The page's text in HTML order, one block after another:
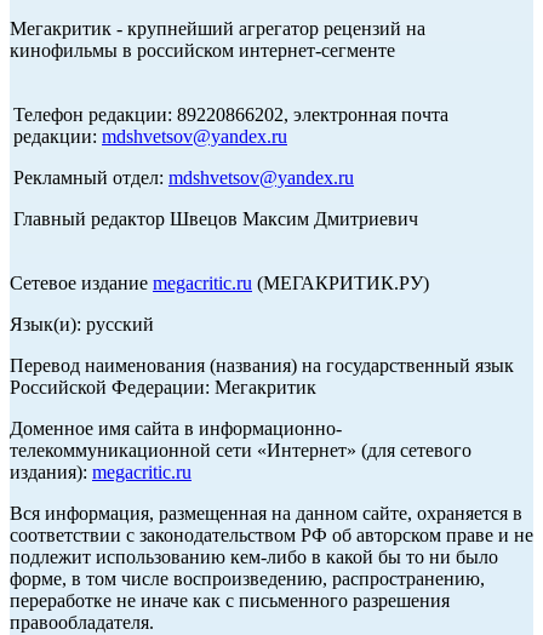
Мегакритик - крупнейший агрегатор рецензий на
кинофильмы в российском интернет-сегменте
Телефон редакции: 89220866202, электронная почта
редакции: mdshvetsov@yandex.ru
Рекламный отдел: mdshvetsov@yandex.ru
Главный редактор Швецов Максим Дмитриевич
Сетевое издание megacritic.ru (МЕГАКРИТИК.РУ)
Язык(и): русский
Перевод наименования (названия) на государственный язык
Российской Федерации: Мегакритик
Доменное имя сайта в информационно-
телекоммуникационной сети «Интернет» (для сетевого
издания): megacritic.ru
Вся информация, размещенная на данном сайте, охраняется в
соответствии с законодательством РФ об авторском праве и не
подлежит использованию кем-либо в какой бы то ни было
форме, в том числе воспроизведению, распространению,
переработке не иначе как с письменного разрешения
правообладателя.